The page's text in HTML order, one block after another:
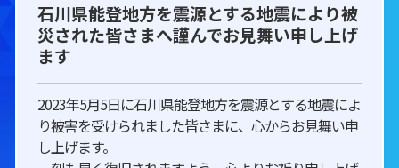
石川県能登地方を震源とする地震により被
災された皆さまへ謹んでお見舞い申し上げ
ます
2023年5月5日に石川県能登地方を震源とする地震によ
り被害を受けられました皆さまに、心からお見舞い申
し上げます。